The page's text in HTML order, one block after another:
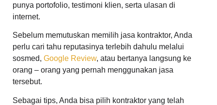
punya portofolio, testimoni klien, serta ulasan di
internet.
Sebelum memutuskan memilih jasa kontraktor, Anda
perlu cari tahu reputasinya terlebih dahulu melalui
sosmed, Google Review, atau bertanya langsung ke
orang – orang yang pernah menggunakan jasa
tersebut.
Sebagai tips, Anda bisa pilih kontraktor yang telah